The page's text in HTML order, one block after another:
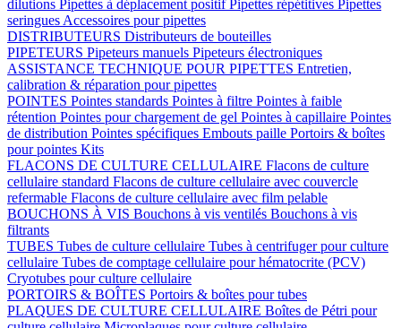
dilutions Pipettes à déplacement positifPipettes répétitives Pipettes
seringues Accessoires pour pipettes
DISTRIBUTEURS Distributeurs de bouteilles
PIPETEURS Pipeteurs manuels Pipeteurs électroniques
ASSISTANCE TECHNIQUE POUR PIPETTES Entretien,
calibration & réparation pour pipettes
POINTES Pointes standards Pointes à filtre Pointes à faible
rétention Pointes pour chargement de gel Pointes à capillaire Pointes
de distribution Pointes spécifiques Embouts paille Portoirs & boîtes
pour pointes Kits
FLACONS DE CULTURE CELLULAIRE Flacons de culture
cellulaire standard Flacons de culture cellulaire avec couvercle
refermable Flacons de culture cellulaire avec film pelable
BOUCHONS À VIS Bouchons à vis ventilés Bouchons à vis
filtrants
TUBES Tubes de culture cellulaire Tubes à centrifuger pour culture
cellulaire Tubes de comptage cellulaire pour hématocrite (PCV)
Cryotubes pour culture cellulaire
PORTOIRS & BOÎTES Portoirs & boîtes pour tubes
PLAQUES DE CULTURE CELLULAIRE Boîtes de Pétri pour